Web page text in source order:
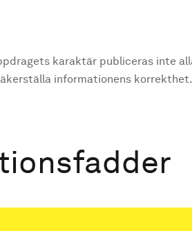
karaktär publiceras inte
informationens korrekthet.